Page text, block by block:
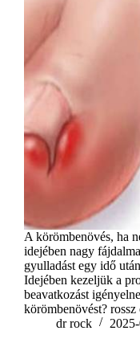
A körömbenövés, ha
idejében nagy
gyulladást egy idő
Idejében kezeljük a
beavatkozást
körömbenövést?
dr rock